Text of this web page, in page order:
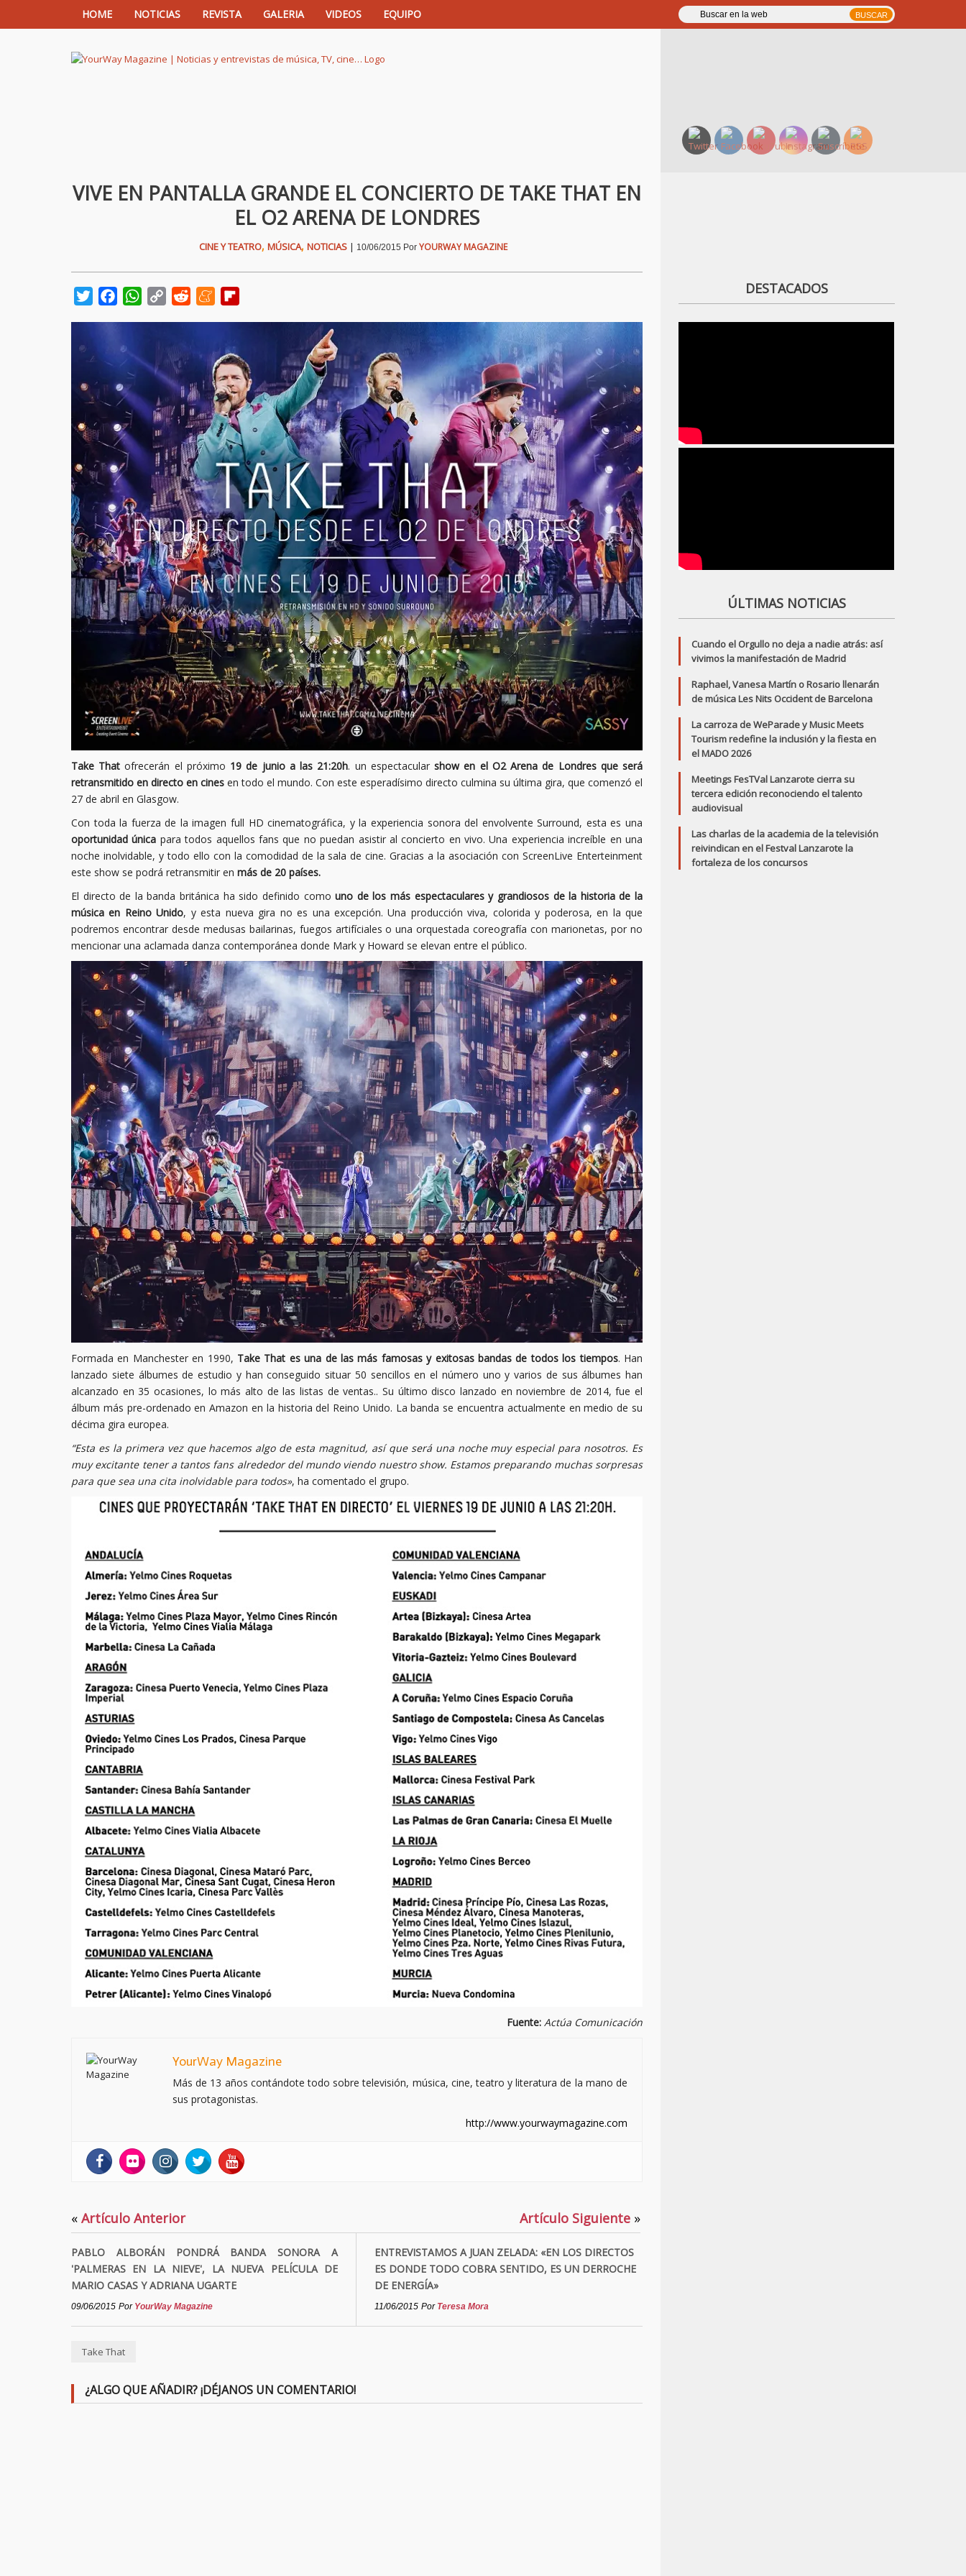
HOME NOTICIAS REVISTA GALERIA VIDEOS EQUIPO
VIVE EN PANTALLA GRANDE EL CONCIERTO DE TAKE THAT EN
EL O2 ARENA DE LONDRES
CINE Y TEATRO, MÚSICA, NOTICIAS | 10/06/2015 Por YOURWAY MAGAZINE
TwitterFacebookWhatsApp
Copy
Reddit Meneame
Take That ofrecerán el próximo 19 de junio a las 21:20h. un espectacularshow en el O2 Arena de Londres que será
retransmitido en directo en cines en todo el mundo. Con este esperadísimo directo culmina su última gira, que comenzó el
27 de abril en Glasgow.
Con toda la fuerza de la imagen full HD cinematográfica, y la experiencia sonora del envolvente Surround, esta es una
oportunidad única para todos aquellos fans que no puedan asistir al concierto en vivo. Una experiencia increíble en una
noche inolvidable, y todo ello con la comodidad de la sala de cine. Gracias a la asociación con ScreenLive Enterteinment
este show se podrá retransmitir en más de 20 países.
El directo de la banda británica ha sido definido comouno de los más espectaculares y grandiosos de la historia de la
música en Reino Unido, y esta nueva gira no es una excepción. Una producción viva, colorida y poderosa, en la que
podremos encontrar desde medusas bailarinas, fuegos artifíciales o una orquestada coreografía con marionetas, por no
mencionar una aclamada danza contemporánea donde Mark y Howard se elevan entre el público.
Formada en Manchester en 1990, Take That es una de las más famosas y exitosas bandas de todos los tiempos. Han
lanzado siete álbumes de estudio y han conseguido situar 50 sencillos en el número uno y varios de sus álbumes han
alcanzado en 35 ocasiones, lo más alto de las listas de ventas.. Su último disco lanzado en noviembre de 2014, fue el
álbum más pre-ordenado en Amazon en la historia del Reino Unido. La banda se encuentra actualmente en medio de su
décima gira europea.
“Esta es la primera vez que hacemos algo de esta magnitud, así que será una noche muy especial para nosotros. Es
muy excitante tener a tantos fans alrededor del mundo viendo nuestro show. Estamos preparando muchas sorpresas
para que sea una cita inolvidable para todos», ha comentado el grupo.
Fuente: Actúa Comunicación
YourWay Magazine
Más de 13 años contándote todo sobre televisión, música, cine, teatro y literatura de la mano de
sus protagonistas.
http://www.yourwaymagazine.com
« Artículo Anterior
PABLO ALBORÁN PONDRÁ BANDA SONORA A
'PALMERAS EN LA NIEVE', LA NUEVA PELÍCULA DE
MARIO CASAS Y ADRIANA UGARTE
09/06/2015 Por YourWay Magazine
Artículo Siguiente »
ENTREVISTAMOS A JUAN ZELADA: «EN LOS DIRECTOS
ES DONDE TODO COBRA SENTIDO, ES UN DERROCHE
DE ENERGÍA»
11/06/2015 Por Teresa Mora
Take That
¿ALGO QUE AÑADIR? ¡DÉJANOS UN COMENTARIO!
DESTACADOS
ÚLTIMAS NOTICIAS
Cuando el Orgullo no deja a nadie atrás: así
vivimos la manifestación de Madrid
Raphael, Vanesa Martín o Rosario llenarán
de música Les Nits Occident de Barcelona
La carroza de WeParade y Music Meets
Tourism redefine la inclusión y la fiesta en
el MADO 2026
Meetings FesTVal Lanzarote cierra su
tercera edición reconociendo el talento
audiovisual
Las charlas de la academia de la televisión
reivindican en el Festval Lanzarote la
fortaleza de los concursos